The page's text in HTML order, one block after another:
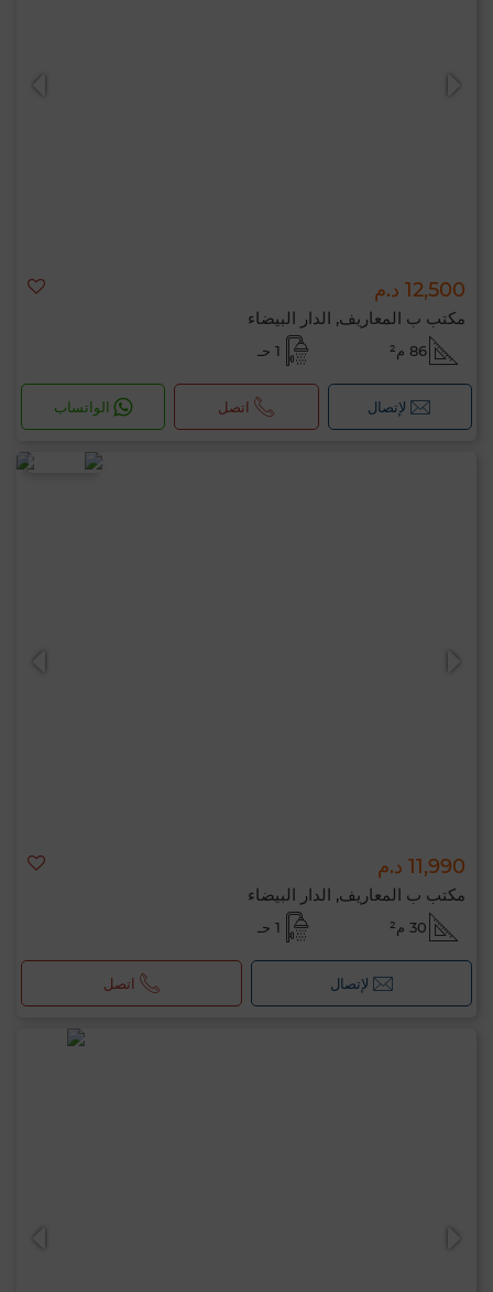
12,500 د.م
مكتب ب المعاريف, الدار البيضاء
86 م² 1 حـ
لإتصال اتصل الواتساب
11,990 د.م
مكتب ب المعاريف, الدار البيضاء
30 م² 1 حـ
لإتصال اتصل